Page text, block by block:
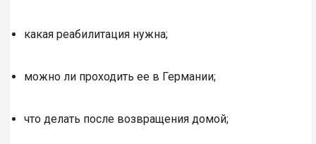
какая реабилитация нужна;
можно ли проходить ее в Германии;
что делать после возвращения домой;